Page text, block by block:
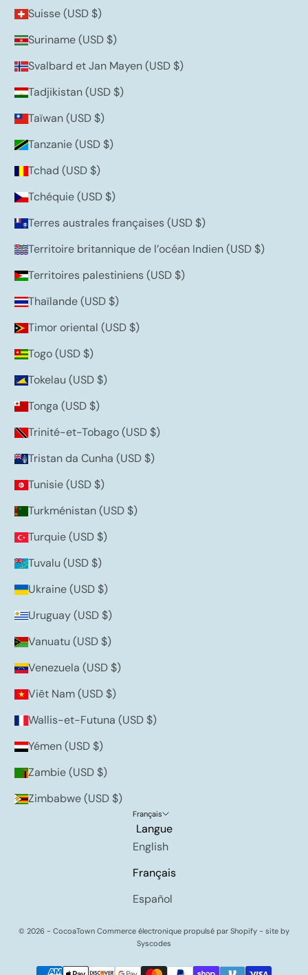
Suisse (USD $)
Suriname (USD $)
Svalbard et Jan Mayen (USD $)
Tadjikistan (USD $)
Taïwan (USD $)
Tanzanie (USD $)
Tchad (USD $)
Tchéquie (USD $)
Terres australes françaises (USD $)
Territoire britannique de l’océan Indien (USD $)
Territoires palestiniens (USD $)
Thaïlande (USD $)
Timor oriental (USD $)
Togo (USD $)
Tokelau (USD $)
Tonga (USD $)
Trinité-et-Tobago (USD $)
Tristan da Cunha (USD $)
Tunisie (USD $)
Turkménistan (USD $)
Turquie (USD $)
Tuvalu (USD $)
Ukraine (USD $)
Uruguay (USD $)
Vanuatu (USD $)
Venezuela (USD $)
Viêt Nam (USD $)
Wallis-et-Futuna (USD $)
Yémen (USD $)
Zambie (USD $)
Zimbabwe (USD $)
Français
Langue
English
Français
Español
© 2026 - CocoaTown Commerce électronique propulsé par Shopify - site by
Syscodes